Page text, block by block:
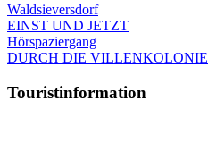
Waldsieversdorf
EINST UND JETZT
Hörspaziergang
DURCH DIE VILLENKOLONIE
Touristinformation